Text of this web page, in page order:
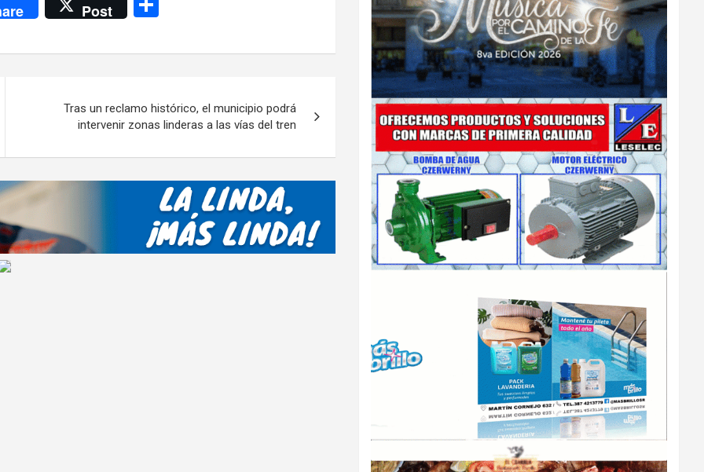
Post
m
ar
tir
Tras un reclamo histórico, el municipio podrá
intervenir zonas linderas a las vías del tren